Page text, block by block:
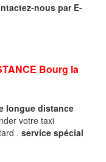
nous par E-
Bourg la
longue distance
votre taxi
. service spécial